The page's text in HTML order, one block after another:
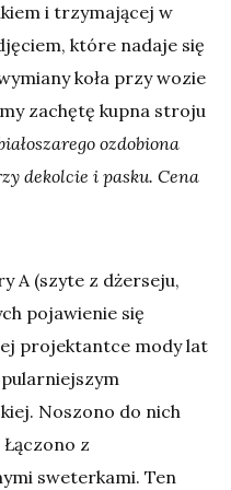
i trzymającej w
które nadaje się
koła przy wozie
zachętę kupna stroju
ozdobiona
dekolcie i pasku. Cena
A (szyte z dżerseju,
pojawienie się
projektantce mody lat
Noszono do nich
Łączono z
sweterkami. Ten